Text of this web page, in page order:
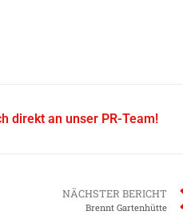
direkt an unser PR-Team!
NÄCHSTER BERICHT
Brennt Gartenhütte